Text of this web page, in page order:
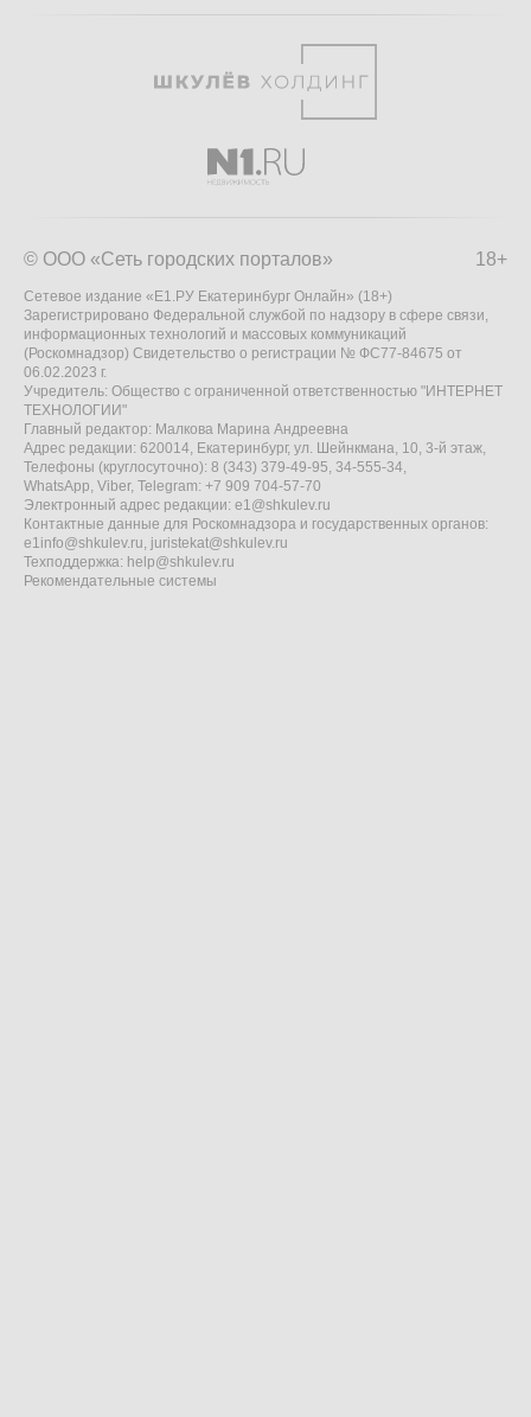
18+
© ООО «Сеть городских порталов»
Сетевое издание «Е1.РУ Екатеринбург Онлайн» (18+)
Зарегистрировано Федеральной службой по надзору в сфере связи,
информационных технологий и массовых коммуникаций
(Роскомнадзор) Свидетельство о регистрации № ФС77-84675 от
06.02.2023 г.
Учредитель: Общество с ограниченной ответственностью "ИНТЕРНЕТ
ТЕХНОЛОГИИ"
Главный редактор: Малкова Марина Андреевна
Адрес редакции: 620014, Екатеринбург, ул. Шейнкмана, 10, 3-й этаж,
Телефоны (круглосуточно): 8 (343) 379-49-95, 34-555-34,
WhatsApp, Viber, Telegram: +7 909 704-57-70
Электронный адрес редакции: e1@shkulev.ru
Контактные данные для Роскомнадзора и государственных органов:
e1info@shkulev.ru, juristekat@shkulev.ru
Техподдержка: help@shkulev.ru
Рекомендательные системы